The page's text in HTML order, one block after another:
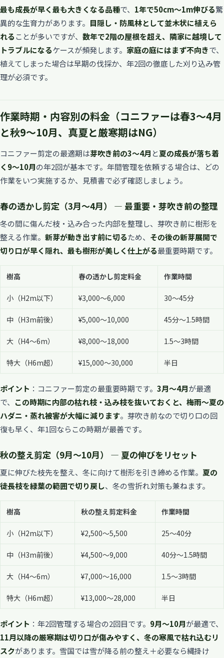
最も成長が早く最も大きくなる品種で、 1年で50cm〜1m伸びる驚
異的な生育力があります。 目隠し・防風林として並木状に植えら
れることが多いですが、 数年で2階の屋根を超え、隣家に越境して
トラブルになるケースが頻発します。 家庭の庭にはまず不向きで、
植えてしまった場合は早期の伐採か、年2回の徹底した刈り込み管
理が必須です。
作業時期・内容別の料金（コニファーは春3〜4月
と秋9〜10月、真夏と厳寒期はNG）
コニファー剪定の最適期は芽吹き前の3〜4月 と夏の成長が落ち着
く9〜10月の年2回が基本です。年間管理を依頼する場合は、どの
作業をいつ実施するか、見積書で必ず確認しましょう。
春の透かし剪定（3月〜4月） — 最重要・芽吹き前の整理
冬の間に傷んだ枝・込み合った内部を整理し、芽吹き前に樹形を
整える作業。 新芽が動き出す前に切るため、 その後の新芽展開で
切り口が早く隠れ、最も樹形が美しく仕上がる最重要時期です。
樹高 春の透かし剪定料金 作業時間
小（H2m以下） ¥3,000〜6,000 30〜45分
中（H3m前後） ¥5,000〜10,000 45分〜1.5時間
大（H4〜6m） ¥8,000〜18,000 1.5〜3時間
特大（H6m超） ¥15,000〜30,000 半日
ポイント ：コニファー剪定の最重要時期です。 3月〜4月が最適
で、 この時期に内部の枯れ枝・込み枝を抜いておくと、梅雨〜夏の
ハダニ・蒸れ被害が大幅に減ります。芽吹き前なので切り口の回
復も早く、年1回ならこの時期が最善です。
秋の整え剪定（9月〜10月） — 夏の伸びをリセット
夏に伸びた枝先を整え、冬に向けて樹形を引き締める作業。 夏の
徒長枝を緑葉の範囲で切り戻し、冬の雪折れ対策も兼ねます。
樹高 秋の整え剪定料金 作業時間
小（H2m以下） ¥2,500〜5,500 25〜40分
中（H3m前後） ¥4,500〜9,000 40分〜1.5時間
大（H4〜6m） ¥7,000〜16,000 1.5〜3時間
特大（H6m超） ¥13,000〜28,000 半日
ポイント ：年2回管理する場合の2回目です。 9月〜10月が最適で、
11月以降の厳寒期は切り口が傷みやすく、冬の寒風で枯れ込むリ
スクがあります。雪国では雪が降る前の整え＋必要なら縄掛け